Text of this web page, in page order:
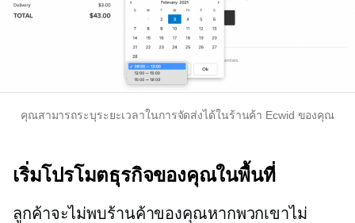
คุณสามารถระบุระยะเวลาในการจัดส่งได้ในร้านค้า Ecwid ของคุณ
เริ่มโปรโมตธุรกิจของคุณในพื้นที่
ลูกค้าจะไม่พบร้านค้าของคุณหากพวกเขาไม่